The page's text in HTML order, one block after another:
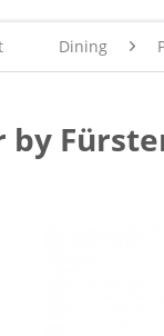
Dining
by